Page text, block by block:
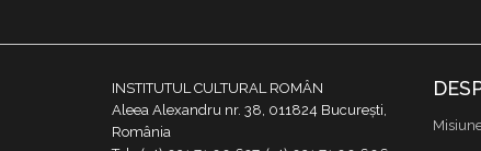
INSTITUTUL CULTURAL ROMÂN
Aleea Alexandru nr. 38, 011824 București,
România